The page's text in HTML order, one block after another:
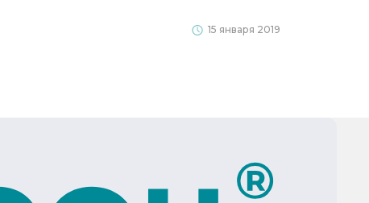
15 января 2019